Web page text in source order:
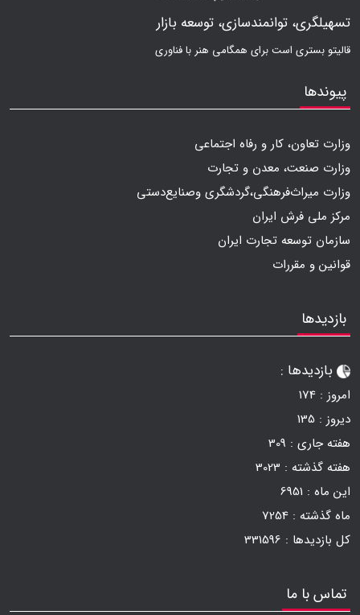
تسهیلگری، توانمندسازی، توسعه بازار
قالیتو بستری است برای همگامی هنر با فناوری
پیوندها
وزارت تعاون، کار و رفاه اجتماعی
وزارت صنعت، معدن و تجارت
وزارت میراث‌فرهنگی،گردشگری وصنایع‌دستی
مرکز ملی فرش ایران
سازمان توسعه تجارت ایران
قوانین و مقررات
بازدیدها
بازدیدها :
امروز : 174
دیروز : 135
هفته جاری : 309
هفته گذشته : 3023
این ماه : 6951
ماه گذشته : 7254
کل بازدیدها : 331596
تماس با ما